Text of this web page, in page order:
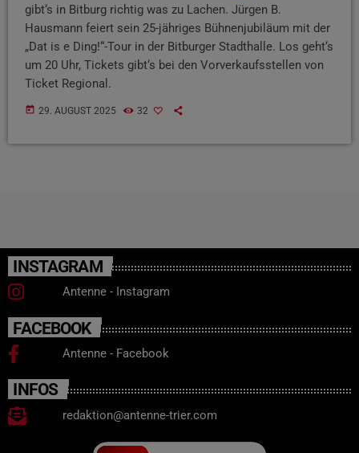
gibt‘s in Bitburg richtig was zu Lachen. Jürgen B.
Hausmann feiert sein 25-jähriges Bühnenjubiläum mit der
„Dat is e Ding!“-Tour in der Bitburger Stadthalle. Los geht‘s
um 20 Uhr, Tickets gibt‘s bei den Vorverkaufsstellen von
Ticket Regional.
today 29. AUGUST 2025 32
INSTAGRAM
Antenne - Instagram
FACEBOOK
Antenne - Facebook
INFOS
redaktion@antenne-trier.com